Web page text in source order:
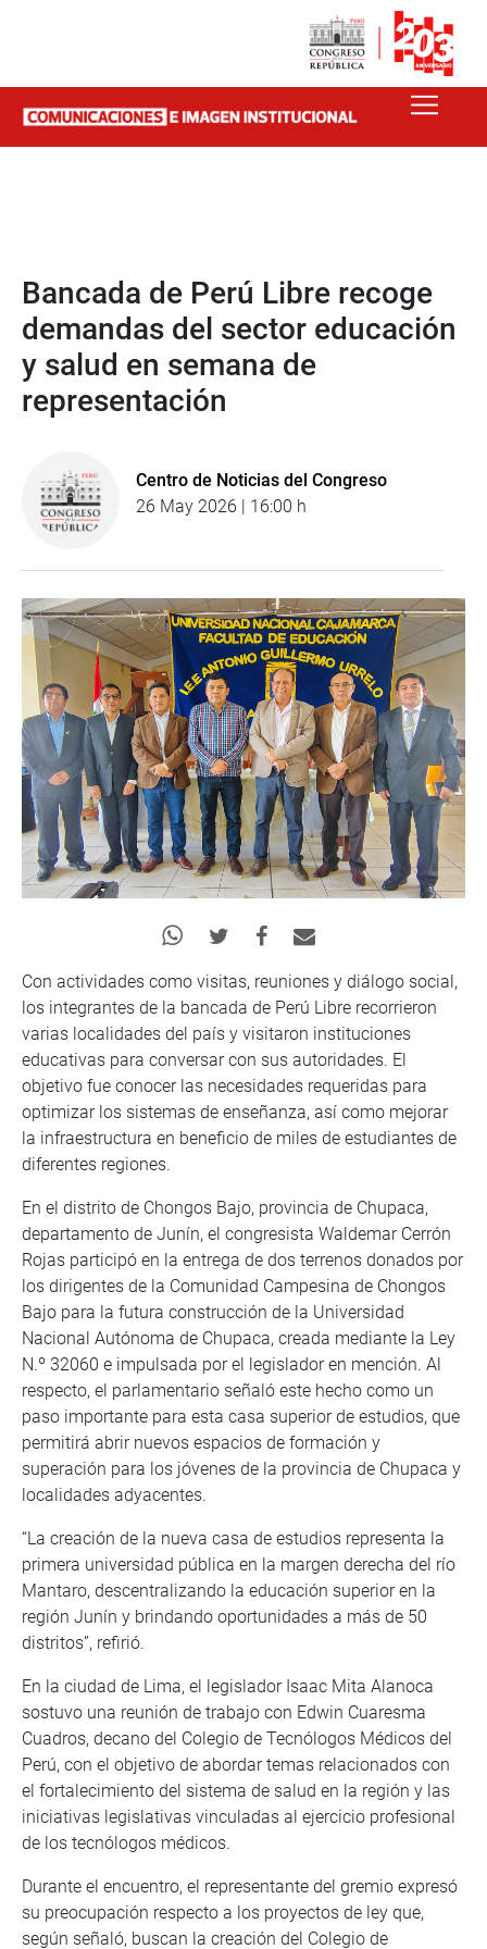
Bancada de Perú Libre recoge
demandas del sector educación
y salud en semana de
representación
Centro de Noticias del Congreso
26 May 2026 | 16:00 h
Con actividades como visitas, reuniones y diálogo social,
los integrantes de la bancada de Perú Libre recorrieron
varias localidades del país y visitaron instituciones
educativas para conversar con sus autoridades. El
objetivo fue conocer las necesidades requeridas para
optimizar los sistemas de enseñanza, así como mejorar
la infraestructura en beneficio de miles de estudiantes de
diferentes regiones.
En el distrito de Chongos Bajo, provincia de Chupaca,
departamento de Junín, el congresista Waldemar Cerrón
Rojas participó en la entrega de dos terrenos donados por
los dirigentes de la Comunidad Campesina de Chongos
Bajo para la futura construcción de la Universidad
Nacional Autónoma de Chupaca, creada mediante la Ley
N.º 32060 e impulsada por el legislador en mención. Al
respecto, el parlamentario señaló este hecho como un
paso importante para esta casa superior de estudios, que
permitirá abrir nuevos espacios de formación y
superación para los jóvenes de la provincia de Chupaca y
localidades adyacentes.
“La creación de la nueva casa de estudios representa la
primera universidad pública en la margen derecha del río
Mantaro, descentralizando la educación superior en la
región Junín y brindando oportunidades a más de 50
distritos”, refirió.
En la ciudad de Lima, el legislador Isaac Mita Alanoca
sostuvo una reunión de trabajo con Edwin Cuaresma
Cuadros, decano del Colegio de Tecnólogos Médicos del
Perú, con el objetivo de abordar temas relacionados con
el fortalecimiento del sistema de salud en la región y las
iniciativas legislativas vinculadas al ejercicio profesional
de los tecnólogos médicos.
Durante el encuentro, el representante del gremio expresó
su preocupación respecto a los proyectos de ley que,
según señaló, buscan la creación del Colegio de